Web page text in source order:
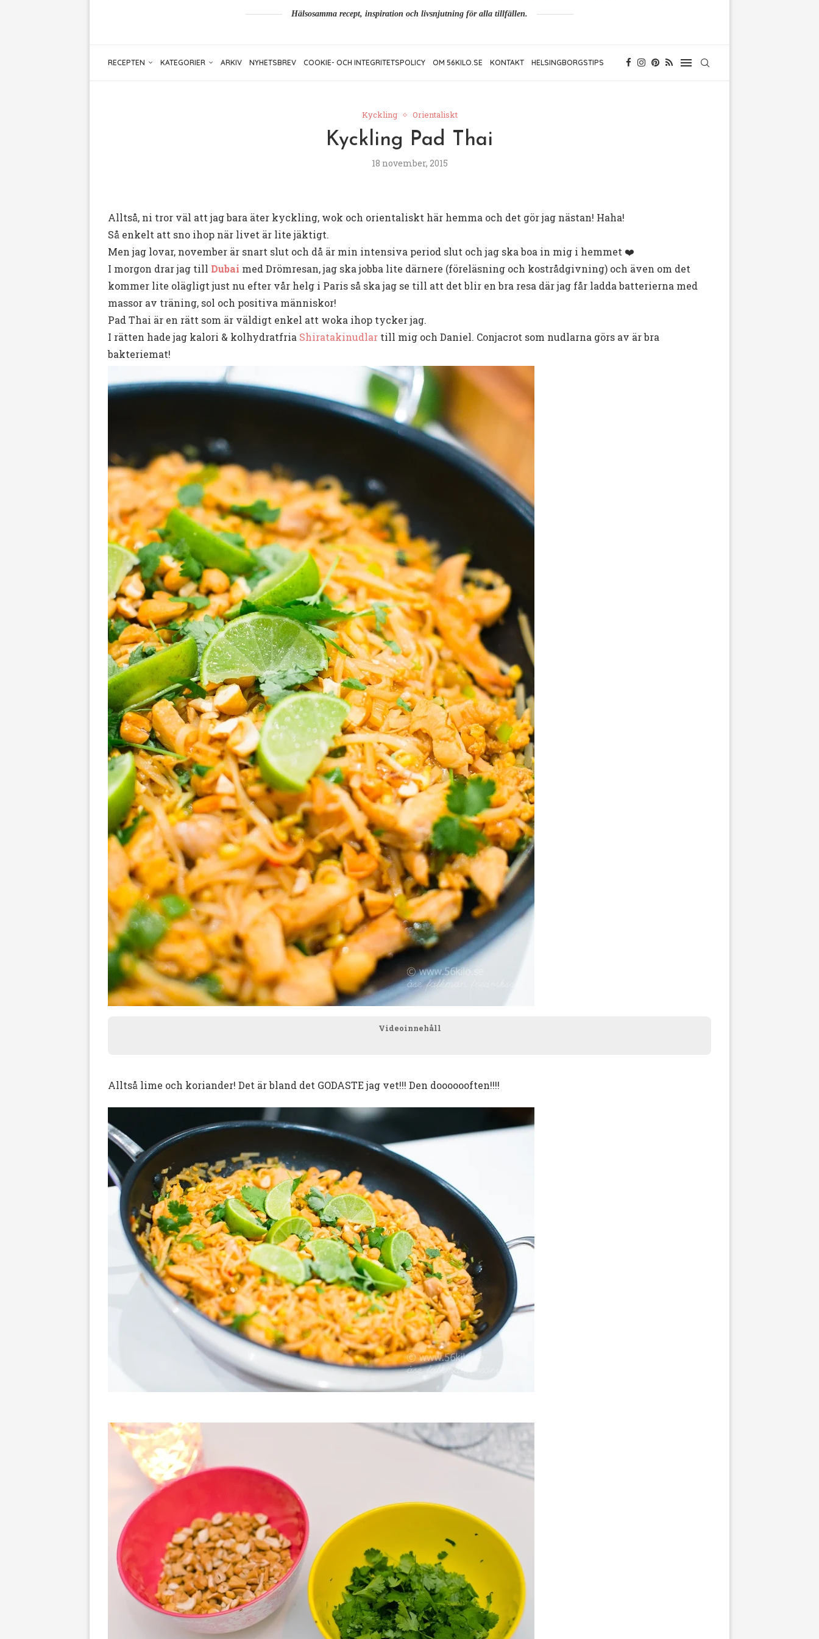
Hälsosamma recept, inspiration och livsnjutning för alla tillfällen.
RECEPTEN KATEGORIER ARKIV NYHETSBREV COOKIE- OCH INTEGRITETSPOLICY OM 56KILO.SE KONTAKT HELSINGBORGSTIPS
Kyckling Orientaliskt
Kyckling Pad Thai
18 november, 2015
Alltså, ni tror väl att jag bara äter kyckling, wok och orientaliskt här hemma och det gör jag nästan! Haha!
Så enkelt att sno ihop när livet är lite jäktigt.
Men jag lovar, november är snart slut och då är min intensiva period slut och jag ska boa in mig i hemmet ❤️
I morgon drar jag till Dubai med Drömresan, jag ska jobba lite därnere (föreläsning och kostrådgivning) och även om det
kommer lite olägligt just nu efter vår helg i Paris så ska jag se till att det blir en bra resa där jag får ladda batterierna med
massor av träning, sol och positiva människor!
Pad Thai är en rätt som är väldigt enkel att woka ihop tycker jag.
I rätten hade jag kalori & kolhydratfria Shiratakinudlar till mig och Daniel. Conjacrot som nudlarna görs av är bra
bakteriemat!
Videoinnehåll
Alltså lime och koriander! Det är bland det GODASTE jag vet!!! Den dooooooften!!!!